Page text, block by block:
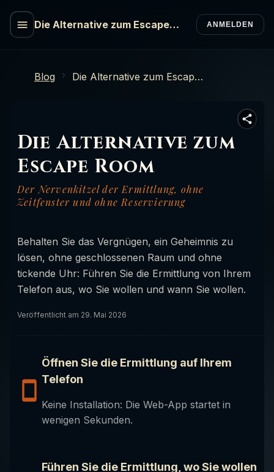
Die Alternative zum Escape
ANMELDEN
Blog Die Alternative zum Escape Room
Die Alternative zum
Escape Room
Der Nervenkitzel der Ermittlung, ohne
Zeitfenster und ohne Reservierung
Behalten Sie das Vergnügen, ein Geheimnis zu
lösen, ohne geschlossenen Raum und ohne
tickende Uhr: Führen Sie die Ermittlung von Ihrem
Telefon aus, wo Sie wollen und wann Sie wollen.
Veröffentlicht am 29. Mai 2026
Öffnen Sie die Ermittlung auf Ihrem
Telefon
Keine Installation: Die Web-App startet in
wenigen Sekunden.
Führen Sie die Ermittlung, wo Sie wollen